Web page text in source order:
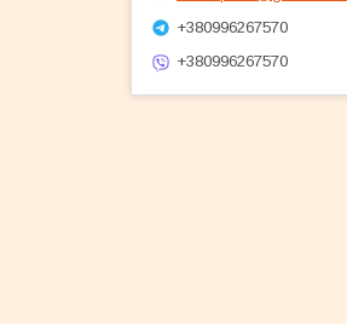
+380996267570
+380996267570